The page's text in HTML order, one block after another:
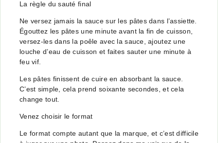
La règle du sauté final
Ne versez jamais la sauce sur les pâtes dans l’assiette.
Égouttez les pâtes une minute avant la fin de cuisson,
versez-les dans la poêle avec la sauce, ajoutez une
louche d’eau de cuisson et faites sauter une minute à
feu vif.
Les pâtes finissent de cuire en absorbant la sauce.
C’est simple, cela prend soixante secondes, et cela
change tout.
Venez choisir le format
Le format compte autant que la marque, et c’est difficile